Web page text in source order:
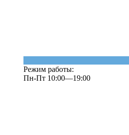
Режим работы:
Пн-Пт 10:00—19:00